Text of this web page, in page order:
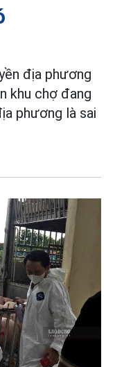
địa phương
khu chợ đang
phương là sai